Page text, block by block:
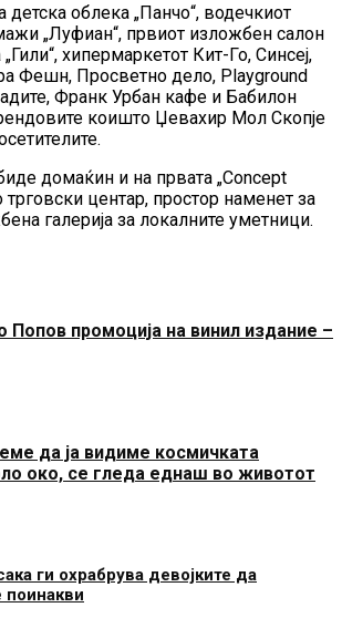
детска облека „Панчо“, водечкиот
„Луфиан“, првиот изложбен салон
хипермаркетот Кит-Го, Синсеј,
Фешн, Просветно дело, Playground
Франк Урбан кафе и Бабилон
коишто Џевахир Мол Скопје
домаќин и на првата „Concept
трговски центар, простор наменет за
галерија за локалните уметници.
Попов промоција на винил издание –
да ја видиме космичката
око, се гледа еднаш во животот
ги охрабрува девојките да
поинакви